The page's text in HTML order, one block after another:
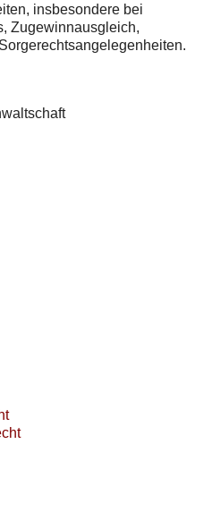
insbesondere bei
Zugewinnausgleich,